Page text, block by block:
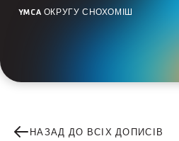
YMCA ОКРУГУ СНОХОМІШ
НАЗАД ДО ВСІХ ДОПИСІВ